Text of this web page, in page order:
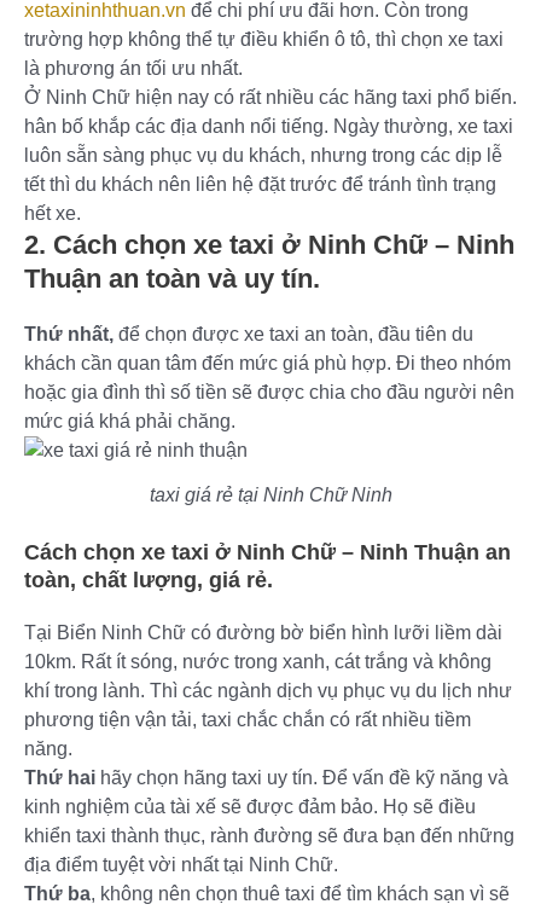
xetaxininhthuan.vn để chi phí ưu đãi hơn. Còn trong
trường hợp không thể tự điều khiển ô tô, thì chọn xe taxi
là phương án tối ưu nhất.
Ở Ninh Chữ hiện nay có rất nhiều các hãng taxi phổ biến.
hân bố khắp các địa danh nổi tiếng. Ngày thường, xe taxi
luôn sẵn sàng phục vụ du khách, nhưng trong các dịp lễ
tết thì du khách nên liên hệ đặt trước để tránh tình trạng
hết xe.
2. Cách chọn xe taxi ở Ninh Chữ – Ninh
Thuận an toàn và uy tín.
Thứ nhất, để chọn được xe taxi an toàn, đầu tiên du
khách cần quan tâm đến mức giá phù hợp. Đi theo nhóm
hoặc gia đình thì số tiền sẽ được chia cho đầu người nên
mức giá khá phải chăng.
taxi giá rẻ tại Ninh Chữ Ninh
Cách chọn xe taxi ở Ninh Chữ – Ninh Thuận an
toàn, chất lượng, giá rẻ.
Tại Biển Ninh Chữ có đường bờ biển hình lưỡi liềm dài
10km. Rất ít sóng, nước trong xanh, cát trắng và không
khí trong lành. Thì các ngành dịch vụ phục vụ du lịch như
phương tiện vận tải, taxi chắc chắn có rất nhiều tiềm
năng.
Thứ hai hãy chọn hãng taxi uy tín. Để vấn đề kỹ năng và
kinh nghiệm của tài xế sẽ được đảm bảo. Họ sẽ điều
khiển taxi thành thục, rành đường sẽ đưa bạn đến những
địa điểm tuyệt vời nhất tại Ninh Chữ.
Thứ ba, không nên chọn thuê taxi để tìm khách sạn vì sẽ